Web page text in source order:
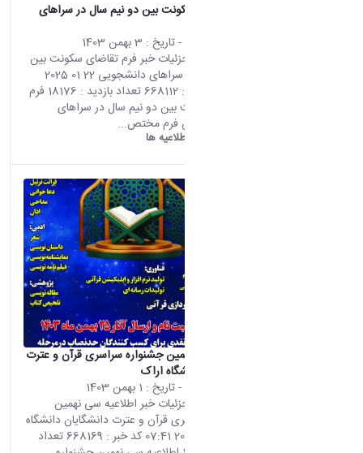
فرم تقاضای سکونت بین دو نیم سال در سراهای
- تاریخ : 3 بهمن 1403
صفحه اصلی جزئیات خبر فرم تقاضای سکونت بین
دو نیم سال در سراهای دانشجویی 22 01 2025
07:46 کد خبر : 668112 تعداد بازدید : 18176 فرم
تقاضای سکونت بین دو نیم سال در سراهای
دانشجویی این فرم مختص...
اطلاعیه ها
اطلاعیه سی نهمین جشنواره سراسری قرآن و عترت
دانشگایان دانشگاه اراک
- تاریخ : 1 بهمن 1403
صفحه اصلی جزئیات خبر اطلاعیه سی نهمین
جشنواره سراسری قرآن و عترت دانشگایان دانشگاه
اراک 20 01 2025 07:41 کد خبر : 668169 تعداد